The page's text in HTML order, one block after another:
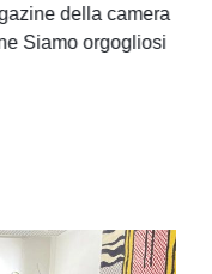
della camera
Siamo orgogliosi